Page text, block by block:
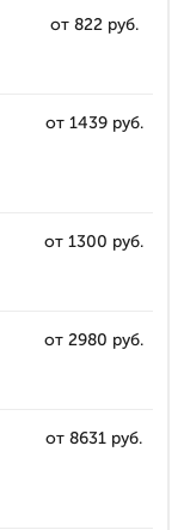
от 822 руб.
от 1439 руб.
от 1300 руб.
от 2980 руб.
от 8631 руб.